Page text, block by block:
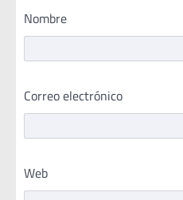
Nombre
Correo electrónico
Web